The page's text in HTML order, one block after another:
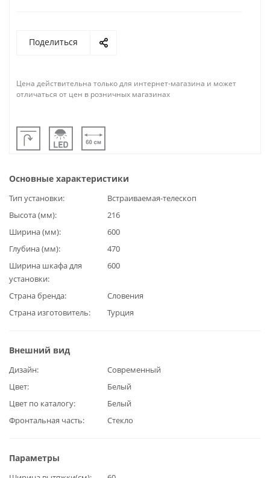
Поделиться
Цена действительна только для интернет-магазина и может
отличаться от цен в розничных магазинах
Основные характеристики
Тип установки
Встраиваемая-телескоп
Высота (мм)
216
Ширина (мм)
600
Глубина (мм)
470
Ширина шкафа для
установки
600
Страна бренда
Словения
Страна изготовитель
Турция
Внешний вид
Дизайн
Современный
Цвет
Белый
Цвет по каталогу
Белый
Фронтальная часть
Стекло
Параметры